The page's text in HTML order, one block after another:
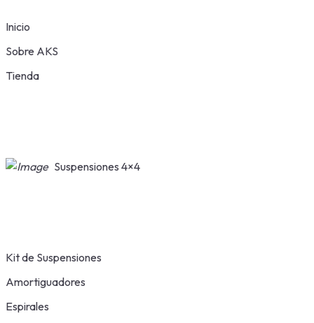
Inicio
Sobre AKS
Tienda
Suspensiones 4×4
Kit de Suspensiones
Amortiguadores
Espirales